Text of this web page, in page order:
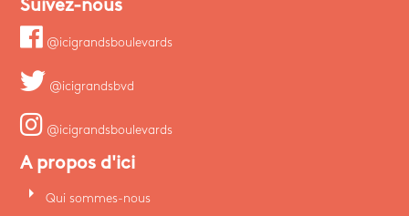
Suivez-nous
@icigrandsboulevards
@icigrandsbvd
@icigrandsboulevards
A propos d'ici
arrow_right Qui sommes-nous